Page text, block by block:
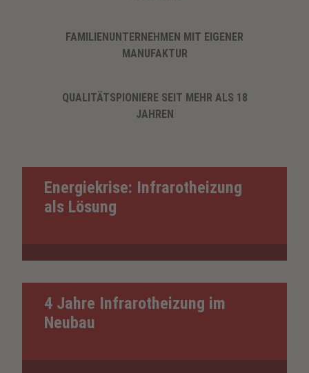
FAMILIENUNTERNEHMEN MIT EIGENER
MANUFAKTUR
QUALITÄTSPIONIERE SEIT MEHR ALS 18
JAHREN
Energiekrise: Infrarotheizung
als Lösung
4 Jahre Infrarotheizung im
Neubau